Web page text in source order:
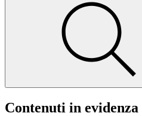
Contenuti in evidenza